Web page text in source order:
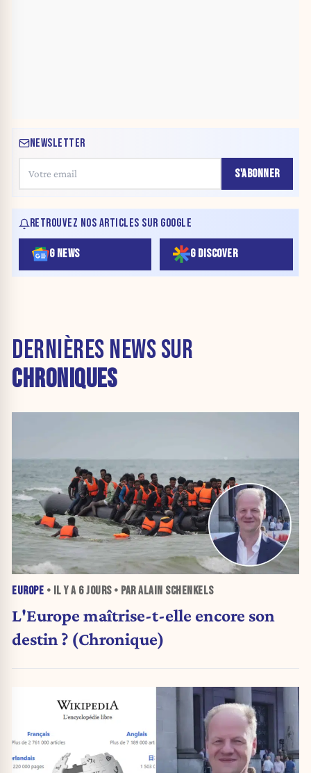
NEWSLETTER
S'ABONNER
RETROUVEZ NOS ARTICLES SUR GOOGLE
G NEWS G DISCOVER
DERNIÈRES NEWS SUR
CHRONIQUES
EUROPE • IL Y A 6 JOURS• PAR ALAIN SCHENKELS
L'Europe maîtrise-t-elle encore son
destin ? (Chronique)